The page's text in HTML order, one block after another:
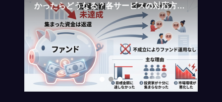
かったらどうなる？各サービスの対応方法
を比較